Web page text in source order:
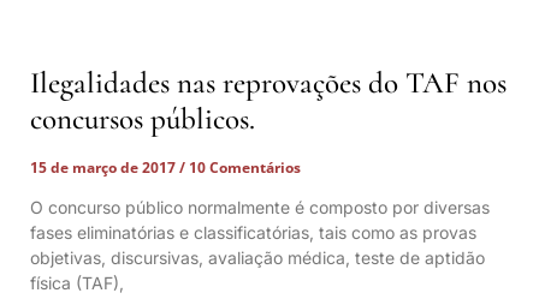
Ilegalidades nas reprovações do TAF nos
concursos públicos.
15 de março de 2017
10 Comentários
O concurso público normalmente é composto por diversas
fases eliminatórias e classificatórias, tais como as provas
objetivas, discursivas, avaliação médica, teste de aptidão
física (TAF),